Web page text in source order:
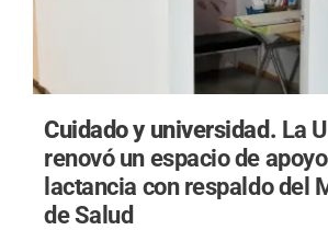
Cuidado y universidad. La
renovó un espacio de
lactancia con respaldo del
de Salud